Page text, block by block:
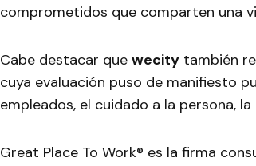
comprometidos que comparten una
Cabe destacar que wecity también
cuya evaluación puso de manifiesto
empleados, el cuidado a la persona,
Great Place To Work® es la firma